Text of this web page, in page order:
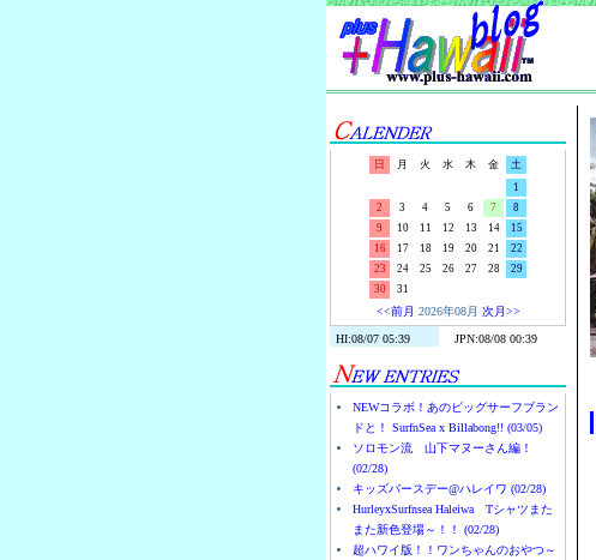
日 月 火 水 木 金
土
1
2
3 4 5 6 7
8
9
10 11 12 13 14
15
16
17 18 19 20 21
22
23
24 25 26 27 28
29
30
31
<<前月 2026年08月 次月>>
NEWコラボ！あのビッグサーフブラン
ドと！ SurfnSea x Billabong!! (03/05)
ソロモン流 山下マヌーさん編！
(02/28)
キッズバースデー@ハレイワ (02/28)
HurleyxSurfnsea Haleiwa Tシャツまた
また新色登場～！！ (02/28)
超ハワイ版！！ワンちゃんのおやつ～